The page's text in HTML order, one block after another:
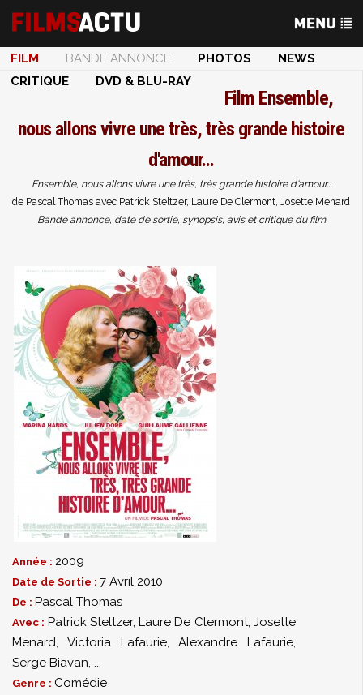
FILM BANDE ANNONCE PHOTOS
NEWS
CRITIQUE
DVD & BLU-RAY
Film Ensemble,
nous allons vivre une très, très grande histoire
d'amour...
Ensemble, nous allons vivre une très, très grande histoire d'amour...
de Pascal Thomas avec Patrick Steltzer, Laure De Clermont, Josette Menard
Bande annonce, date de sortie, synopsis, avis et critique du film
Année : 2009
Date de Sortie : 7 Avril 2010
De : Pascal Thomas
Avec : Patrick Steltzer,Laure De Clermont,Josette
Menard, Victoria Lafaurie,Alexandre Lafaurie,
Serge Biavan, ...
Genre : Comédie